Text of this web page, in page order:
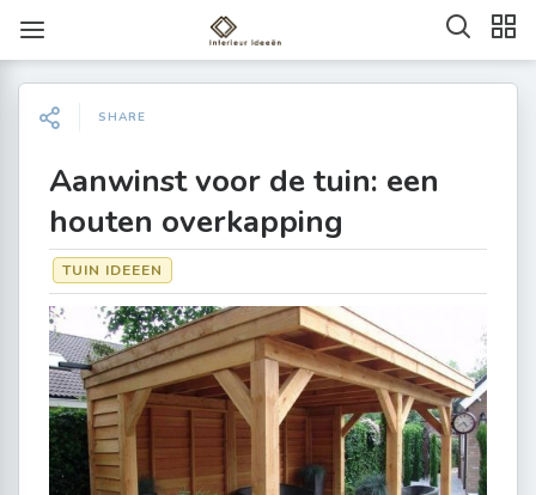
SHARE
Aanwinst voor de tuin: een
houten overkapping
TUIN IDEEEN